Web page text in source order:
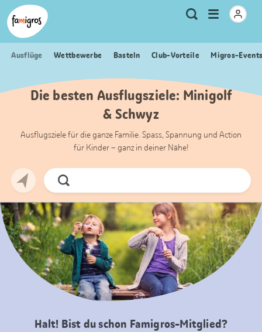
Sprungmarken
Navigation
Header
Logo
Meta
Navigation
Suche
Menu
öffnen
Ausflüge Wettbewerbe Basteln Club-Vorteile Migros-
Die besten Ausflugsziele: Minigolf
& Schwyz
Ausflugsziele für die ganze Familie. Spass, Spannung und Action
für Kinder – ganz in deiner Nähe!
Jetzt
Suchen
Halt! Bist du schon Famigros-Mitglied?